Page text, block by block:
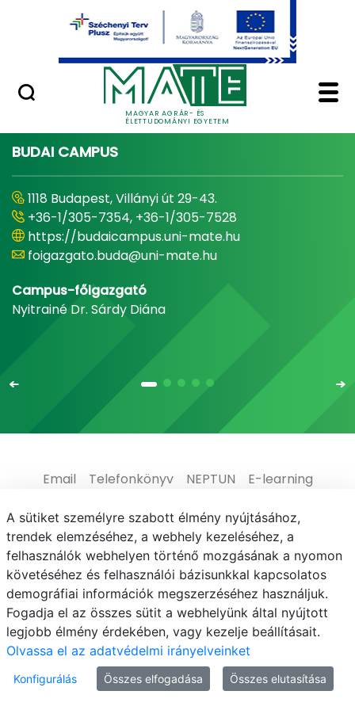
Ugrás a fő tartalomhoz
MAGYAR AGRÁR- ÉS
ÉLETTUDOMÁNYI EGYETEM
Minőségügy
Home - Magyar
BUDAI CAMPUS
1118 Budapest, Villányi út 29-43.
+36-1/305-7354, +36-1/305-7528
https://budaicampus.uni-mate.hu
foigazgato.buda@uni-mate.hu
Campus-főigazgató
Nyitrainé Dr. Sárdy Diána
Email Telefonkönyv NEPTUN
E-learning
Médiaközpont
Informatikai Igazgatóság
Adatvédelem
© MATE 2021
A sütiket személyre szabott élmény nyújtásához,
trendek elemzéséhez, a webhely kezeléséhez, a
felhasználók webhelyen történő mozgásának a nyomon
követéséhez és felhasználói bázisunkkal kapcsolatos
demográfiai információk megszerzéséhez használjuk.
Fogadja el az összes sütit a webhelyünk által nyújtott
legjobb élmény érdekében, vagy kezelje beállításait.
Olvassa el az adatvédelmi irányelveinket
Konfigurálás Összes elfogadása Összes elutasítása